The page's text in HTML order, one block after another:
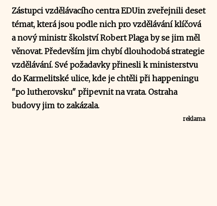
Zástupci vzdělávacího centra EDUin zveřejnili deset
témat, která jsou podle nich pro vzdělávání klíčová
a nový ministr školství Robert Plaga by se jim měl
věnovat. Především jim chybí dlouhodobá strategie
vzdělávání. Své požadavky přinesli k ministerstvu
do Karmelitské ulice, kde je chtěli při happeningu
"po lutherovsku" připevnit na vrata. Ostraha
budovy jim to zakázala.
reklama